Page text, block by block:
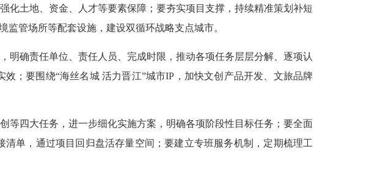
化土地、资金、人才等要素保障；要夯实项目支撑，持续精准策划补短
管场所等配套设施，建设双循环战略支点城市。
确责任单位、责任人员、完成时限，推动各项任务层层分解、逐项认
；要围绕“海丝名城 活力晋江”城市IP，加快文创产品开发、文旅品牌
四大任务，进一步细化实施方案，明确各项阶段性目标任务；要全面
单，通过项目回归盘活存量空间；要建立专班服务机制，定期梳理工